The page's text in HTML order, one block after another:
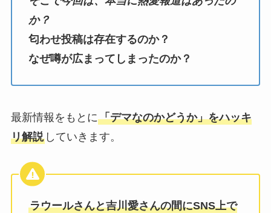
か？
匂わせ投稿は存在するのか？
なぜ噂が広まってしまったのか？
最新情報をもとに「デマなのかどうか」をハッキ
リ解説していきます。
ラウールさんと吉川愛さんの間にSNS上で